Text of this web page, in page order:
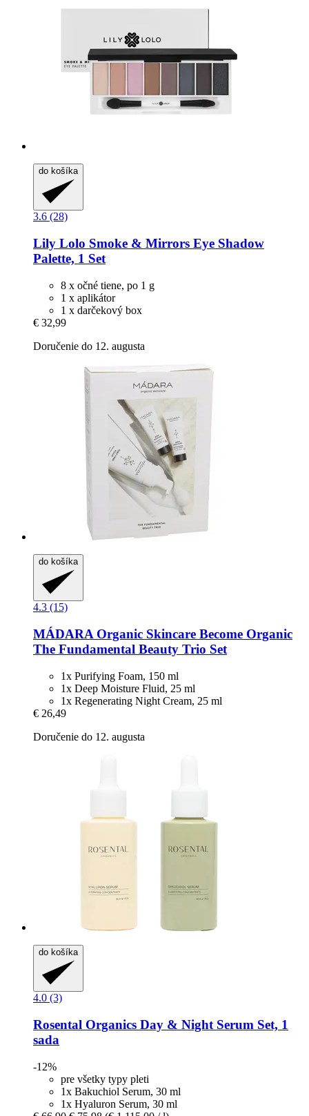
do košíka
3.6 (28)
Lily Lolo Smoke & Mirrors Eye Shadow
Palette, 1 Set
8 x očné tiene, po 1 g
1 x aplikátor
1 x darčekový box
€ 32,99
Doručenie do 12. augusta
do košíka
4.3 (15)
MÁDARA Organic Skincare Become Organic
The Fundamental Beauty Trio Set
1x Purifying Foam, 150 ml
1x Deep Moisture Fluid, 25 ml
1x Regenerating Night Cream, 25 ml
€ 26,49
Doručenie do 12. augusta
do košíka
4.0 (3)
Rosental Organics Day & Night Serum Set, 1
sada
-12%
pre všetky typy pleti
1x Bakuchiol Serum, 30 ml
1x Hyaluron Serum, 30 ml